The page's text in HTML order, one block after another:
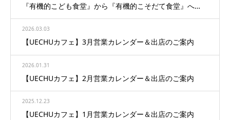
『有機的こども食堂』から『有機的こそだて食堂』へ…
2026.03.03
【UECHUカフェ】3月営業カレンダー＆出店のご案内
2026.01.31
【UECHUカフェ】2月営業カレンダー＆出店のご案内
2025.12.23
【UECHUカフェ】1月営業カレンダー＆出店のご案内